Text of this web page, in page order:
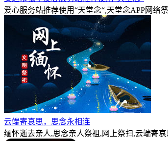
爱心服务站推荐使用“天堂念“,天堂念APP网络
云端寄哀思，思念永相连
缅怀逝去亲人,思念亲人祭祖,网上祭扫,云端寄